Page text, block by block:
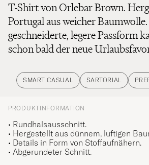
T-Shirt von Orlebar Brown.
Portugal aus weicher
geschneiderte, legere Passform
schon bald der neue
SMART CASUAL SARTORIAL
PRODUKTINFORMATION
• Rundhalsausschnitt.
• Hergestellt aus dünnem, luftigen
• Details in Form von Stoffaufnähern.
• Abgerundeter Schnitt.